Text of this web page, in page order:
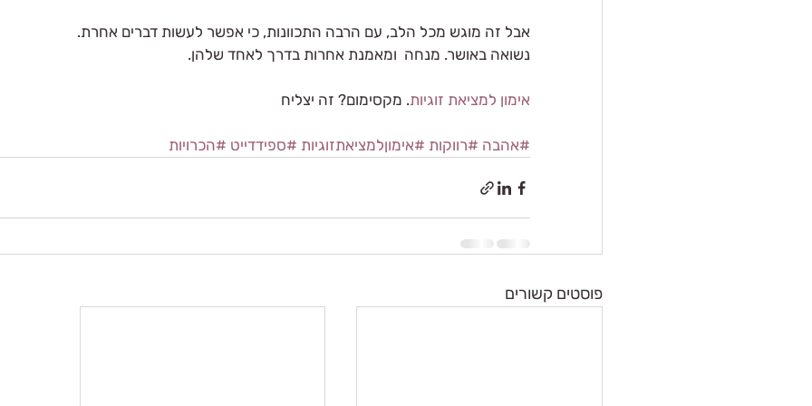
אבל זה מוגש מכל הלב, עם הרבה התכוונות, כי אפשר לעשות דברים אחרת.
נשואה באושר. מנחה  ומאמנת אחרות בדרך לאחד שלהן.
אימון למציאת זוגיות. מקסימום? זה יצליח
#אהבה #רווקות #אימוןלמציאתזוגיות #ספידדייט #הכרויות
פוסטים קשורים